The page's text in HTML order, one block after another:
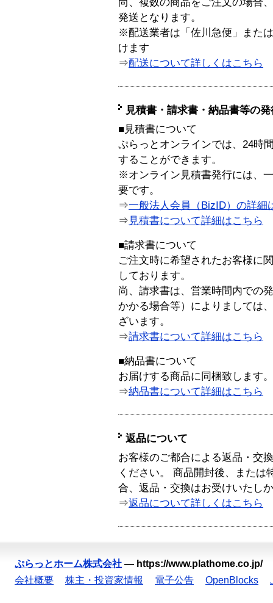
尚、複数の商品をご注文の場合
発送となります。
※配送業者は「佐川急便」また
けます
⇒配送について詳しくはこちら
見積書・請求書・納品書等の
■見積書について
ぷらっとオンラインでは、24時
することができます。
※オンライン見積書発行には、
要です。
⇒一般法人会員（BizID）の詳細
⇒ 見積書について詳細はこちら
■請求書について
ご注文時に希望されたお客様に
しております。
尚、請求書は、営業時間内での
かかる場合等）によりましては
ざいます。
⇒請求書について詳細はこちら
■納品書について
お届けする商品に同梱致します。
⇒納品書について詳細はこちら
返品について
お客様のご都合による返品・交
ください。 商品開封後、または
合、返品・交換はお受けいたし
⇒返品について詳しくはこちら
ぷらっとホーム株式会社 — https://www.plathome.co.jp/
会社概要
株主・投資家情報 電子公告 OpenBlocks